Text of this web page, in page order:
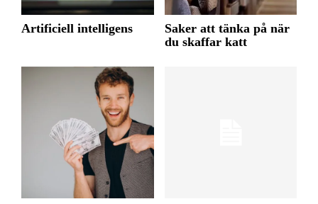
Artificiell intelligens
Saker att tänka på när
du skaffar katt